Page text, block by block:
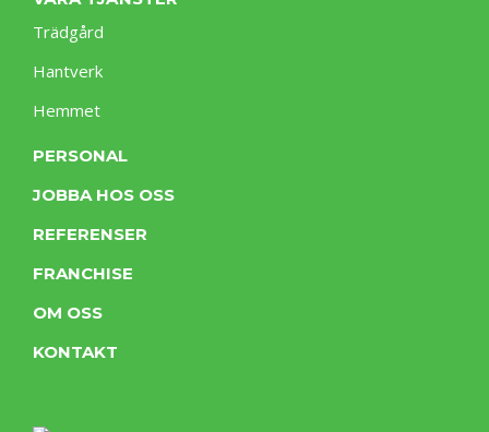
Trädgård
Hantverk
Hemmet
PERSONAL
JOBBA HOS OSS
REFERENSER
FRANCHISE
OM OSS
KONTAKT